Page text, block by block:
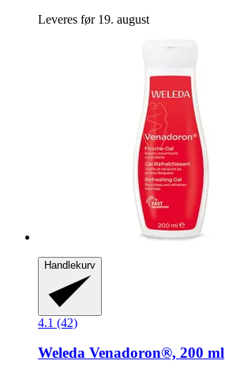
Leveres før 19. august
Handlekurv
4.1 (42)
Weleda Venadoron®, 200 ml